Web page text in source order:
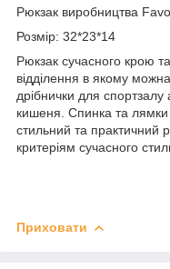
Рюкзак виробництва
Розмір: 32*23*14
Рюкзак сучасного крою
відділення в якому
дрібнички для
кишеня. Спинка та лямки
стильний та практичний
критеріям сучасного
Приховати